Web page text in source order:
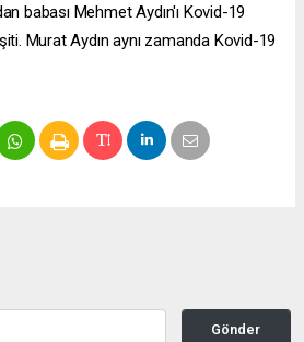
babası Mehmet Aydın'ı Kovid-19
Murat Aydın aynı zamanda Kovid-19
Gönder